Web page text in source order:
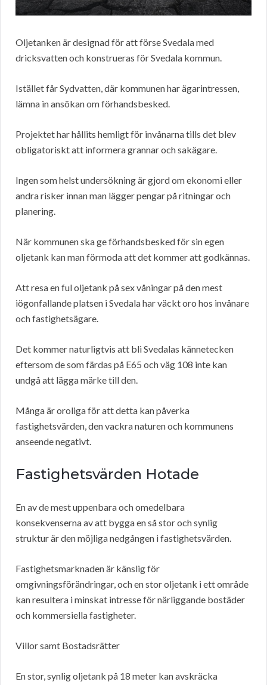
Oljetanken är designad för att förse Svedala med
dricksvatten och konstrueras för Svedala kommun.
Istället får Sydvatten, där kommunen har ägarintressen,
lämna in ansökan om förhandsbesked.
Projektet har hållits hemligt för invånarna tills det blev
obligatoriskt att informera grannar och sakägare.
Ingen som helst undersökning är gjord om ekonomi eller
andra risker innan man lägger pengar på ritningar och
planering.
När kommunen ska ge förhandsbesked för sin egen
oljetank kan man förmoda att det kommer att godkännas.
Att resa en ful oljetank på sex våningar på den mest
iögonfallande platsen i Svedala har väckt oro hos invånare
och fastighetsägare.
Det kommer naturligtvis att bli Svedalas kännetecken
eftersom de som färdas på E65 och väg 108 inte kan
undgå att lägga märke till den.
Många är oroliga för att detta kan påverka
fastighetsvärden, den vackra naturen och kommunens
anseende negativt.
Fastighetsvärden Hotade
En av de mest uppenbara och omedelbara
konsekvenserna av att bygga en så stor och synlig
struktur är den möjliga nedgången i fastighetsvärden.
Fastighetsmarknaden är känslig för
omgivningsförändringar, och en stor oljetank i ett område
kan resultera i minskat intresse för närliggande bostäder
och kommersiella fastigheter.
Villor samt Bostadsrätter
En stor, synlig oljetank på 18 meter kan avskräcka